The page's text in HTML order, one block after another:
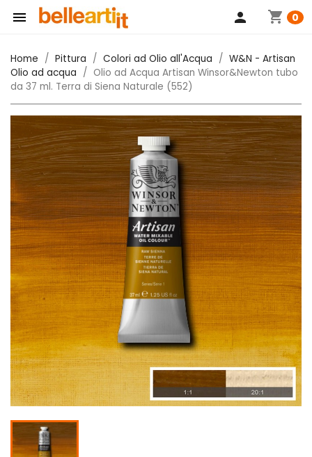
 shopping_cart 0
person
Home Pittura Colori ad Olio all'Acqua
W&N - Artisan
Olio ad acqua
Olio ad Acqua Artisan Winsor&Newton tubo
da 37 ml. Terra di Siena Naturale (552)